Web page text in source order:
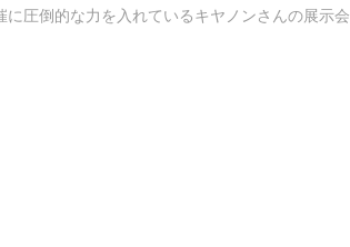
圧倒的な力を入れているキヤノンさんの展示